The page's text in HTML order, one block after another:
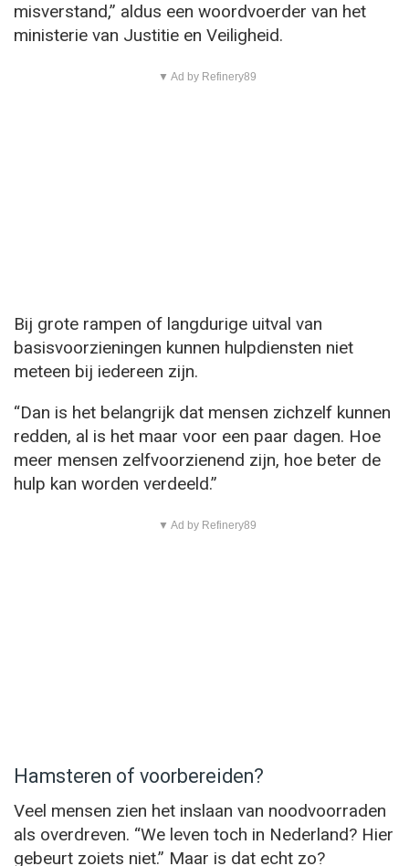
misverstand,” aldus een woordvoerder van het
ministerie van Justitie en Veiligheid.
▼ Ad by Refinery89
Bij grote rampen of langdurige uitval van
basisvoorzieningen kunnen hulpdiensten niet
meteen bij iedereen zijn.
“Dan is het belangrijk dat mensen zichzelf kunnen
redden, al is het maar voor een paar dagen. Hoe
meer mensen zelfvoorzienend zijn, hoe beter de
hulp kan worden verdeeld.”
▼ Ad by Refinery89
Hamsteren of voorbereiden?
Veel mensen zien het inslaan van noodvoorraden
als overdreven. “We leven toch in Nederland? Hier
gebeurt zoiets niet.” Maar is dat echt zo?